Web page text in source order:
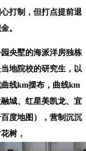
打制，但打点提前退
。
央墅的海派洋房独栋
地院校的研究生，以
线km摆布，曲线km
城、红星美凯龙、宜
度地图），营制沉沉
树，